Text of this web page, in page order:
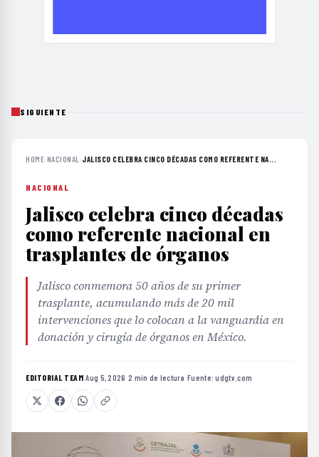
SIGUIENTE
HOME›NACIONAL ›JALISCO CELEBRA CINCO DÉCADAS COMO REFERENTE NA...
NACIONAL
Jalisco celebra cinco décadas
como referente nacional en
trasplantes de órganos
Jalisco conmemora 50 años de su primer
trasplante, acumulando más de 20 mil
intervenciones que lo colocan a la vanguardia en
donación y cirugía de órganos en México.
EDITORIAL TEAM·Aug 5, 2026 ·2 min de lectura ·Fuente:udgtv.com